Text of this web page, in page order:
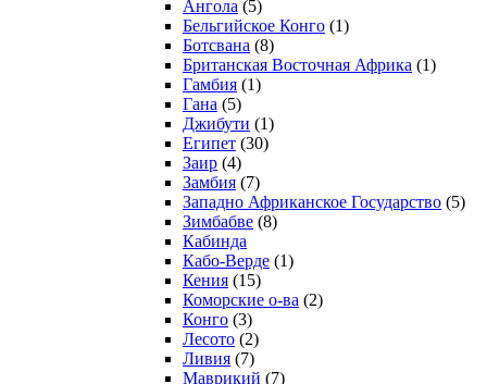
Ангола (5)
Бельгийское Конго (1)
Ботсвана (8)
Британская Восточная Африка (1)
Гамбия (1)
Гана (5)
Джибути (1)
Египет (30)
Заир (4)
Замбия (7)
Западно Африканское Государство (5)
Зимбабве (8)
Кабинда
Кабо-Верде (1)
Кения (15)
Коморские о-ва (2)
Конго (3)
Лесото (2)
Ливия (7)
Маврикий (7)